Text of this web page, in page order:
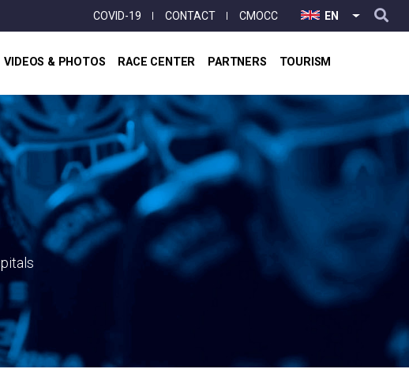
EN LIST
User
account
COVID-19 CONTACT CMOCC
VIDEOS & PHOTOS RACE CENTER PARTNERS TOURISM